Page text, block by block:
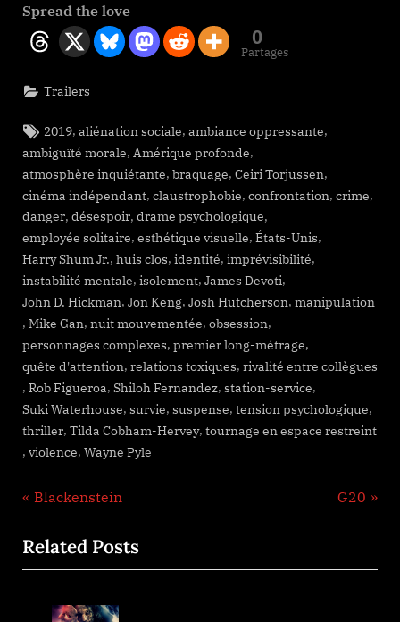
Spread the love
0
Partages
Trailers
Tags:
2019,aliénation sociale,ambiance oppressante,
ambiguïté morale, Amérique profonde,
atmosphère inquiétante, braquage, Ceiri Torjussen,
cinéma indépendant, claustrophobie, confrontation, crime,
danger, désespoir, drame psychologique,
employée solitaire, esthétique visuelle, États-Unis,
Harry Shum Jr., huis clos, identité, imprévisibilité,
instabilité mentale, isolement, James Devoti,
John D. Hickman, Jon Keng, Josh Hutcherson, manipulation
, Mike Gan, nuit mouvementée, obsession,
personnages complexes, premier long-métrage,
quête d'attention, relations toxiques, rivalité entre collègues
, Rob Figueroa, Shiloh Fernandez, station-service,
Suki Waterhouse, survie, suspense, tension psychologique,
thriller, Tilda Cobham-Hervey, tournage en espace restreint
, violence, Wayne Pyle
Navigation
de
l’article
P
e
v
Blackenstein
N
t
G20
Related Posts